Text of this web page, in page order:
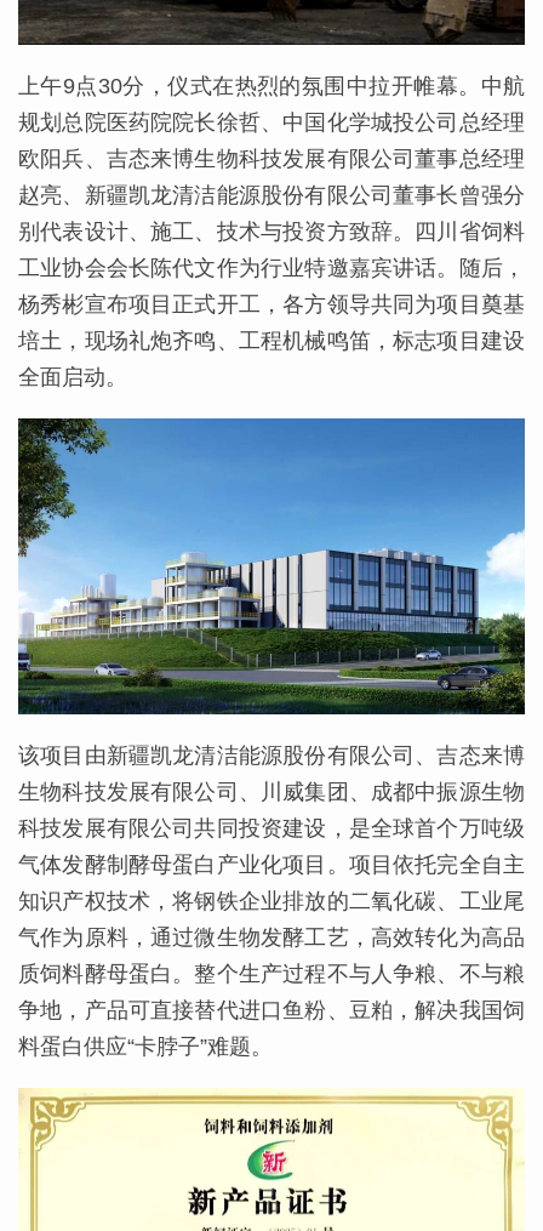
上午9点30分，仪式在热烈的氛围中拉开帷幕。中航
规划总院医药院院长徐哲、中国化学城投公司总经理
欧阳兵、吉态来博生物科技发展有限公司董事总经理
赵亮、新疆凯龙清洁能源股份有限公司董事长曾强分
别代表设计、施工、技术与投资方致辞。四川省饲料
工业协会会长陈代文作为行业特邀嘉宾讲话。随后，
杨秀彬宣布项目正式开工，各方领导共同为项目奠基
培土，现场礼炮齐鸣、工程机械鸣笛，标志项目建设
全面启动。
该项目由新疆凯龙清洁能源股份有限公司、吉态来博
生物科技发展有限公司、川威集团、成都中振源生物
科技发展有限公司共同投资建设， 是全球首个万吨级
气体发酵制酵母蛋白产业化项目。项目依托完全自主
知识产权技术，将钢铁企业排放的二氧化碳、工业尾
气作为原料，通过微生物发酵工艺，高效转化为高品
质饲料酵母蛋白。整个生产过程不与人争粮、不与粮
争地，产品可直接替代进口鱼粉、豆粕，解决我国饲
料蛋白供应“卡脖子”难题。